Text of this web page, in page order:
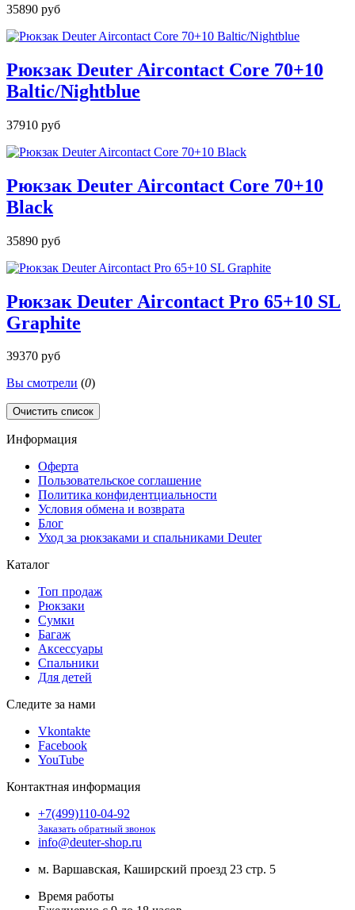
35890 руб
Рюкзак Deuter Aircontact Core 70+10
Baltic/Nightblue
37910 руб
Рюкзак Deuter Aircontact Core 70+10
Black
35890 руб
Рюкзак Deuter Aircontact Pro 65+10 SL
Graphite
39370 руб
Вы смотрели (0)
Очистить список
Информация
Оферта
Пользовательское соглашение
Политика конфидентциальности
Условия обмена и возврата
Блог
Уход за рюкзаками и спальниками Deuter
Каталог
Топ продаж
Рюкзаки
Сумки
Багаж
Аксессуары
Спальники
Для детей
Следите за нами
Vkontakte
Facebook
YouTube
Контактная информация
+7(499)110-04-92
Заказать обратный звонок
info@deuter-shop.ru
м. Варшавская, Каширский проезд 23 стр. 5
Время работы